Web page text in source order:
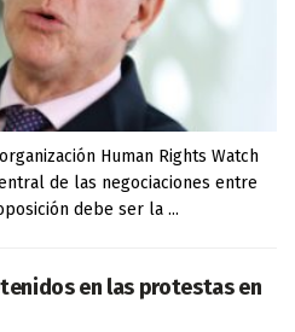
Human Rights Watch
de las negociaciones entre
debe ser la ...
en las protestas en